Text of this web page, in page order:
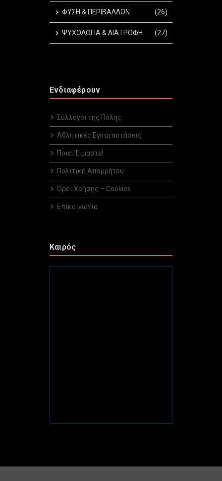
ΦΥΣΗ & ΠΕΡΙΒΑΛΛΟΝ (26)
ΨΥΧΟΛΟΓΙΑ & ΔΙΑΤΡΟΦΗ (27)
Ενδιαφέρουν
Σύλλογοι της Πόλης
Αθλητικές Εγκαταστάσεις
Ποιοί Είμαστε!
Πολιτική Απορρήτου
Όροι Χρήσης – Cookies
Επικοινωνία
Καιρός